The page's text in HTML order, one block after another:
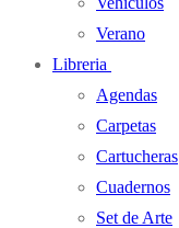
Verano
Libreria
Agendas
Carpetas
Cartucheras
Cuadernos
Set de Arte